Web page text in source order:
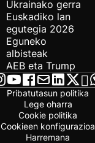
Ukrainako gerra
Euskadiko lan
egutegia 2026
Eguneko
albisteak
AEB eta Trump
Pribatutasun politika
Lege oharra
Cookie politika
Cookieen konfigurazioa
Harremana